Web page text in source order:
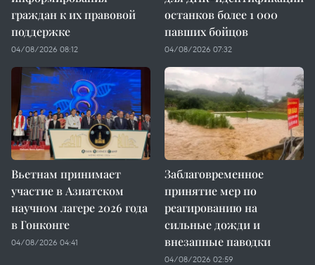
граждан к их правовой
поддержке
04/08/2026 08:12
останков более 1 000
павших бойцов
04/08/2026 07:32
Вьетнам принимает
участие в Азиатском
научном лагере 2026 года
в Гонконге
04/08/2026 04:41
Заблаговременное
принятие мер по
реагированию на
сильные дожди и
внезапные паводки
04/08/2026 02:59